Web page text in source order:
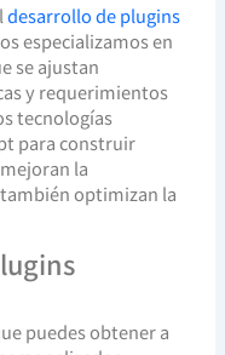
desarrollo de plugins
especializamos en
se ajustan
y requerimientos
tecnologías
para construir
la
optimizan la
puedes obtener a